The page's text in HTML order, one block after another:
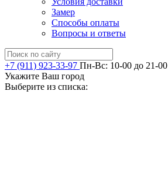
Замер
Способы оплаты
Вопросы и ответы
+7 (911) 923-33-97 Пн-Вс: 10-00 до 21-00
Укажите Ваш город
Выберите из списка: